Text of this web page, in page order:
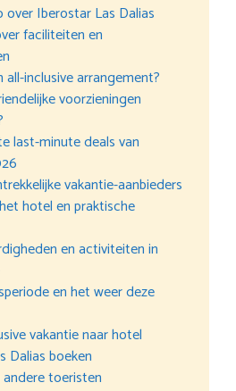
over Iberostar Las Dalias
faciliteiten en
all-inclusive arrangement?
voorzieningen
last-minute deals van
vakantie-aanbieders
hotel en praktische
en activiteiten in
en het weer deze
vakantie naar hotel
Dalias boeken
andere toeristen